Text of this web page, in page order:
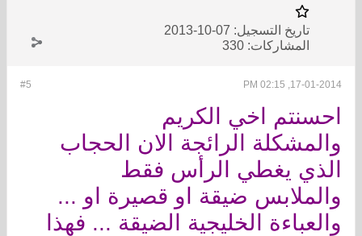
تاريخ التسجيل: 07-10-2013
المشاركات: 330
#5 17-01-2014, 02:15 PM
احسنتم اخي الكريم
والمشكلة الرائجة الان الحجاب
الذي يغطي الرأس فقط
والملابس ضيقة او قصيرة او ...
والعباءة الخليجية الضيقة ... فهذا